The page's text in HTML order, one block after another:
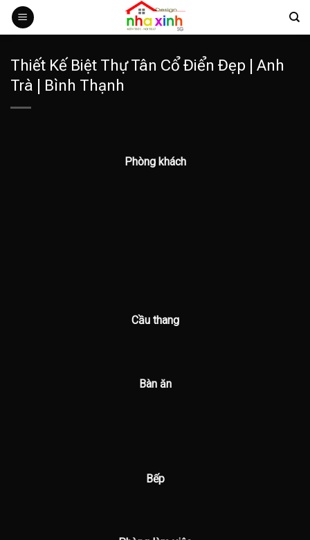
qua
dungThiết Kế Biệt Thự Tân Cổ Điển Đẹp | Anh
Trà | Bình Thạnh
Phòng khách
Cầu thang
Bàn ăn
Bếp